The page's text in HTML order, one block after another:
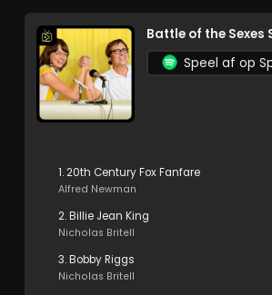
Battle of the
Speel af op
1. 20th Century Fox Fanfare
Alfred Newman
2. Billie Jean King
Nicholas Britell
3. Bobby Riggs
Nicholas Britell